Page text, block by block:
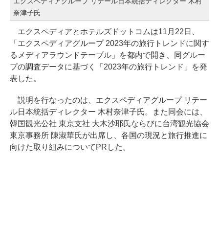
奈津子氏
エクスペディアとホテルズドットコムは11月22日、
「エクスペディアグループ 2023年の旅行トレンドに関す
るメディアラウンドテーブル」を都内で開き、同グルー
プの調査データに基づく「2023年の旅行トレンド」を発
表した。
説明を行なったのは、エクスペディアグループ リテー
ル日本統括ディレクター 木村奈津子氏。また同会には、
韓国観光公社 東京支社 大木沙耶氏ならびに台湾観光協会
東京事務所 陳淑華氏が出席し、各国の現況と旅行推進に
向けた取り組みについてPRした。